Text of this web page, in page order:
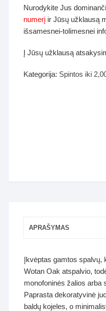
Nurodykite Jus
numerį ir Jūsų užklausą
išsamesnei-tolimesnei
Į Jūsų užklausą
Kategorija: Spintos iki
APRAŠYMAS
Įkvėptas gamtos spalvų,
Wotan Oak atspalvio,
monofoninės žalios arba
Paprasta dekoratyvinė
baldų kojeles, o